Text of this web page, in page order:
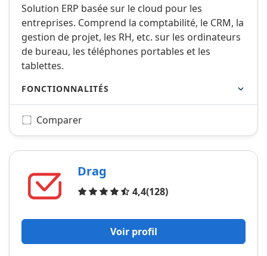
Solution ERP basée sur le cloud pour les
entreprises. Comprend la comptabilité, le CRM, la
gestion de projet, les RH, etc. sur les ordinateurs
de bureau, les téléphones portables et les
tablettes.
FONCTIONNALITÉS
Comparer
Drag
4,4(128)
Avis
Voir profil